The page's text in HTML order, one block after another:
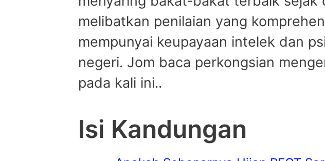
melibatkan penilaian yang
mempunyai keupayaan intelek dan
negeri. Jom baca perkongsian
pada kali ini..
Isi Kandungan